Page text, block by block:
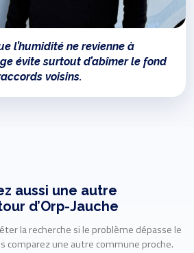
l’humidité ne revienne à
évite surtout d’abîmer le fond
voisins.
aussi une autre
d’Orp-Jauche
la recherche si le problème dépasse le
comparez une autre commune proche.